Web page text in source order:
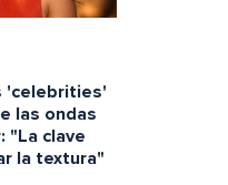
'celebrities'
las ondas
"La clave
la textura"